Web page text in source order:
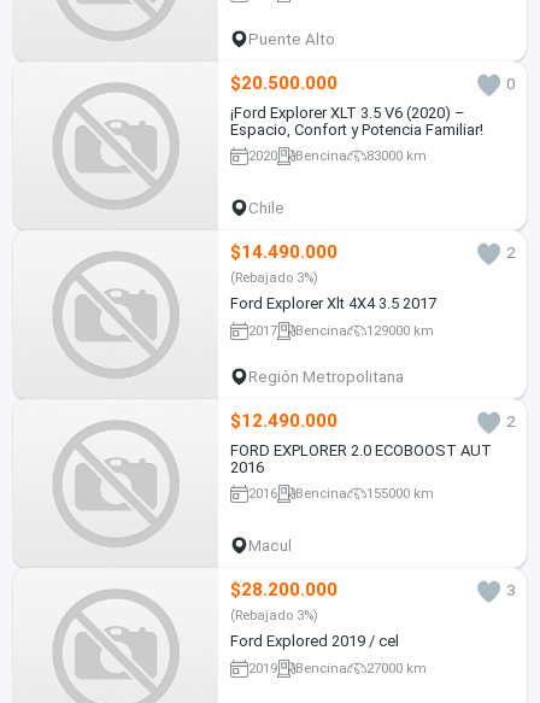
Puente Alto
$20.500.000
0
¡Ford Explorer XLT 3.5 V6 (2020) –
Espacio, Confort y Potencia Familiar!
2020 Bencina 83000 km
Chile
$14.490.000 2
(Rebajado 3%)
Ford Explorer Xlt 4X4 3.5 2017
2017 Bencina 129000 km
Región Metropolitana
$12.490.000
2
FORD EXPLORER 2.0 ECOBOOST AUT
2016
2016 Bencina 155000 km
Macul
$28.200.000 3
(Rebajado 3%)
Ford Explored 2019 / cel
2019 Bencina 27000 km